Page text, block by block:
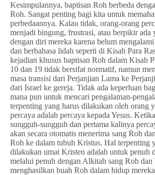
Kesimpulannya, baptisan Roh berbeda
Roh. Sangat penting bagi kita untuk
perbedaannya. Kalau tidak, orang-orang
menjadi bingung, frustrasi, atau berpikir ada
dengan diri mereka karena belum
dan berbahasa lidah seperti di Kisah Para
kejadian khusus baptisan Roh dalam Kisah
10 dan 19 tidak bersifat normatif, namun
masa transisi dari Perjanjian Lama ke
dari Israel ke gereja. Tidak ada keperluan
mana pun untuk mencari pengalaman-
terpenting yang harus dilakukan oleh orang
percaya adalah percaya kepada Yesus.
sungguh-sungguh dan pertama kalinya
akan secara otomatis menerima sang Roh
Roh ke dalam tubuh Kristus. Hal terpenting
dilakukan umat Kristen adalah untuk penuh
melalui penuh dengan Alkitab sang Roh dan
menghasilkan buah Roh dalam hidup